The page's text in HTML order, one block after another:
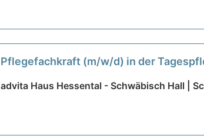
Pflegefachkraft (m/w/d) in der
advita Haus Hessental - Schwäbisch Hall |